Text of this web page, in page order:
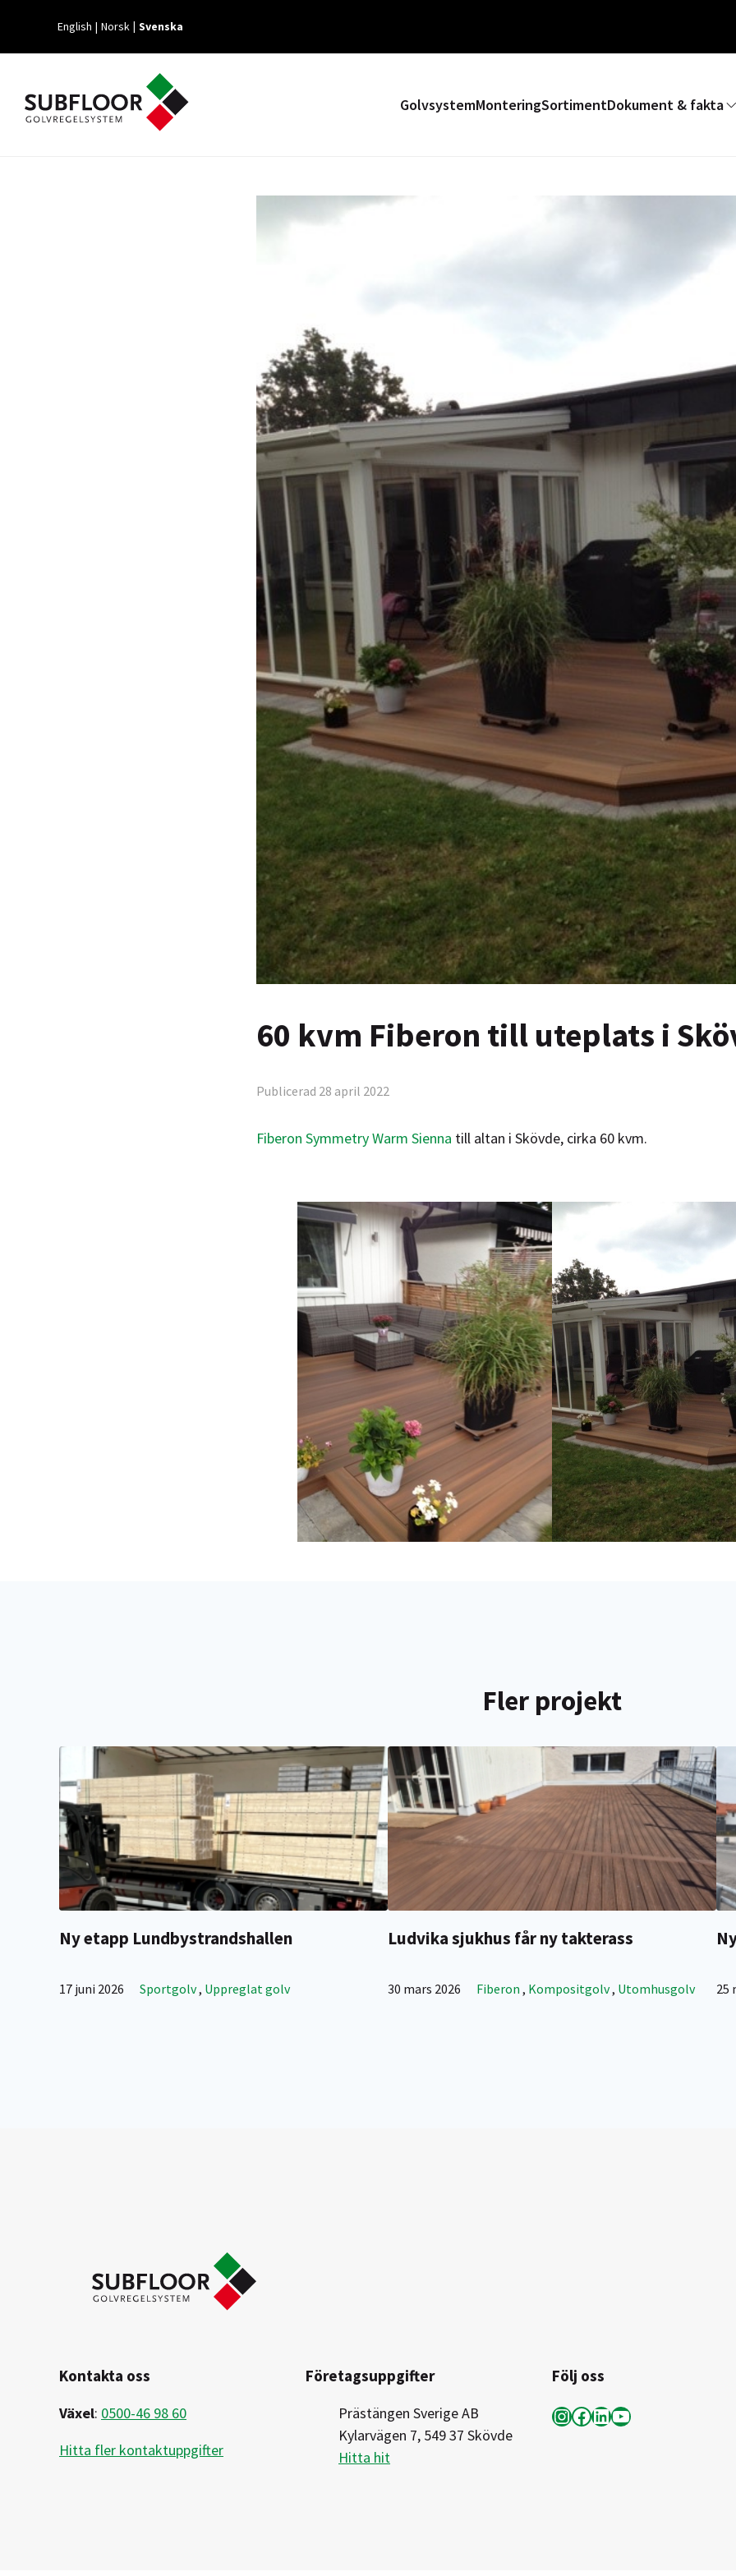
English Norsk Svenska
GolvsystemMonteringSortimentDokument & fakta
60 kvm Fiberon till uteplats i
Publicerad 28 april 2022
Fiberon Symmetry Warm Sienna till altan i Skövde, cirka 60 kvm.
Fler projekt
Ny etapp Lundbystrandshallen
17 juni 2026 Sportgolv, Uppreglat golv
Ludvika sjukhus får ny takterass
30 mars 2026 Fiberon , Kompositgolv, Utomhusgolv 25
Kontakta oss
Växel: 0500-46 98 60
Hitta fler kontaktuppgifter
Företagsuppgifter
Prästängen Sverige AB
Kylarvägen 7, 549 37 Skövde
Hitta hit
Följ oss
InstagramFacebook LinkedIn YouTube